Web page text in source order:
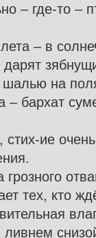
– где-то –
– в
на
– бархат
стих-ие
грозного
тех, кто